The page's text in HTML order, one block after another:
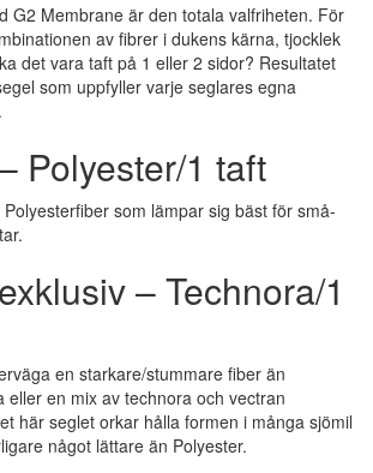
G2 Membrane är den totala valfriheten. För
av fibrer i dukens kärna, tjocklek
det vara taft på 1 eller 2 sidor? Resultatet
som uppfyller varje seglares egna
Polyester/1 taft
som lämpar sig bäst för små-
– Technora/1
en starkare/stummare fiber än
eller en mix av technora och vectran
här seglet orkar hålla formen i många sjömil
något lättare än Polyester.